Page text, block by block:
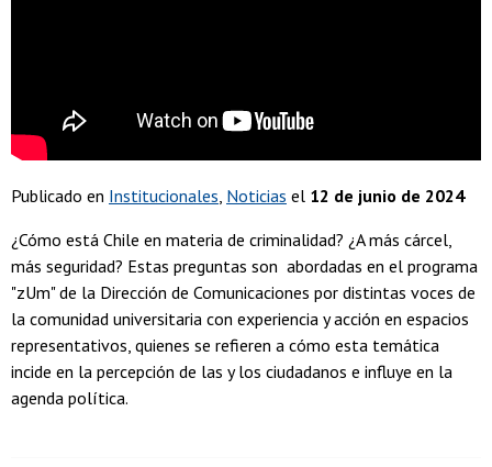
Publicado en Institucionales Noticias el 12 de junio de 2024
¿Cómo está Chile en materia de criminalidad? ¿A más cárcel,
más seguridad? Estas preguntas son abordadas en el programa
"zUm" de la Dirección de Comunicaciones por distintas voces de
la comunidad universitaria con experiencia y acción en espacios
representativos, quienes se refieren a cómo esta temática
incide en la percepción de las y los ciudadanos e influye en la
agenda política.